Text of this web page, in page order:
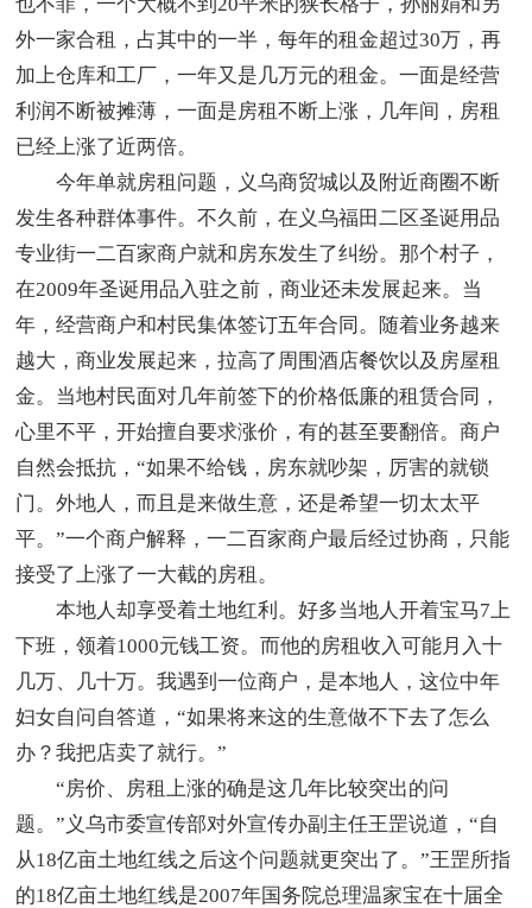
外一家合租，占其中的一半，每年的租金超过30万，再
加上仓库和工厂，一年又是几万元的租金。一面是经营
利润不断被摊薄，一面是房租不断上涨，几年间，房租
已经上涨了近两倍。
今年单就房租问题，义乌商贸城以及附近商圈不断
发生各种群体事件。不久前，在义乌福田二区圣诞用品
专业街一二百家商户就和房东发生了纠纷。那个村子，
在2009年圣诞用品入驻之前，商业还未发展起来。当
年，经营商户和村民集体签订五年合同。随着业务越来
越大，商业发展起来，拉高了周围酒店餐饮以及房屋租
金。当地村民面对几年前签下的价格低廉的租赁合同，
心里不平，开始擅自要求涨价，有的甚至要翻倍。商户
自然会抵抗，“如果不给钱，房东就吵架，厉害的就锁
门。外地人，而且是来做生意，还是希望一切太太平
平。”一个商户解释，一二百家商户最后经过协商，只能
接受了上涨了一大截的房租。
本地人却享受着土地红利。好多当地人开着宝马7上
下班，领着1000元钱工资。而他的房租收入可能月入十
几万、几十万。我遇到一位商户，是本地人，这位中年
妇女自问自答道，“如果将来这的生意做不下去了怎么
办？我把店卖了就行。”
“房价、房租上涨的确是这几年比较突出的问
题。”义乌市委宣传部对外宣传办副主任王罡说道，“自
从18亿亩土地红线之后这个问题就更突出了。”王罡所指
的18亿亩土地红线是2007年国务院总理温家宝在十届全